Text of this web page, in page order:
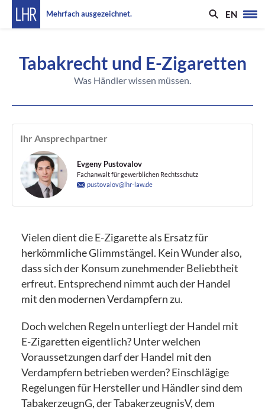
Mehrfach ausgezeichnet. EN
Tabakrecht und E-Zigaretten
Was Händler wissen müssen.
Ihr Ansprechpartner
Evgeny Pustovalov
Fachanwalt für gewerblichen Rechtsschutz
pustovalov@lhr-law.de
Vielen dient die E-Zigarette als Ersatz für
herkömmliche Glimmstängel. Kein Wunder also,
dass sich der Konsum zunehmender Beliebtheit
erfreut. Entsprechend nimmt auch der Handel
mit den modernen Verdampfern zu.
Doch welchen Regeln unterliegt der Handel mit
E-Zigaretten eigentlich? Unter welchen
Voraussetzungen darf der Handel mit den
Verdampfern betrieben werden? Einschlägige
Regelungen für Hersteller und Händler sind dem
TabakerzeugnG, der TabakerzeugnisV, dem